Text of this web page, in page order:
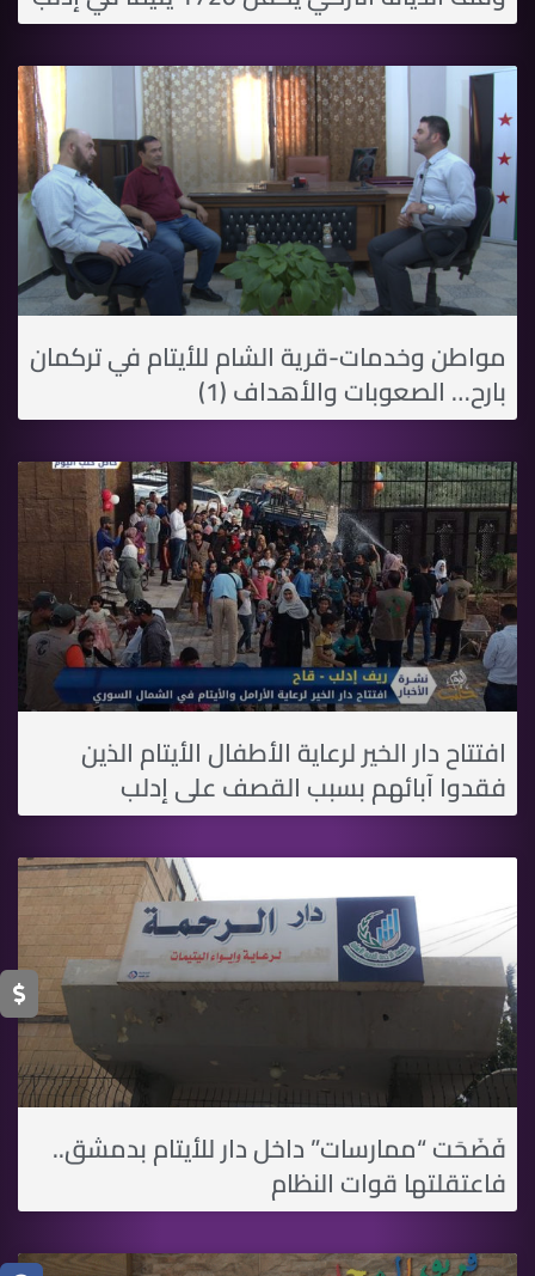
مواطن وخدمات-قرية الشام للأيتام في تركمان
بارح… الصعوبات والأهداف (1)
افتتاح دار الخير لرعاية الأطفال الأيتام الذين
فقدوا آبائهم بسبب القصف على إدلب
فَضَحَت “ممارسات” داخل دار للأيتام بدمشق..
فاعتقلتها قوات النظام